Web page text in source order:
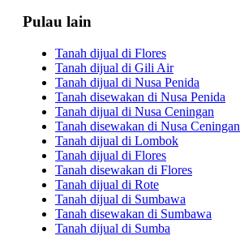
Pulau lain
Tanah dijual di Flores
Tanah dijual di Gili Air
Tanah dijual di Nusa Penida
Tanah disewakan di Nusa Penida
Tanah dijual di Nusa Ceningan
Tanah disewakan di Nusa Ceningan
Tanah dijual di Lombok
Tanah dijual di Flores
Tanah disewakan di Flores
Tanah dijual di Rote
Tanah dijual di Sumbawa
Tanah disewakan di Sumbawa
Tanah dijual di Sumba